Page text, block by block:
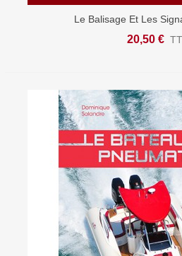
Le Balisage Et Les
20,50 €